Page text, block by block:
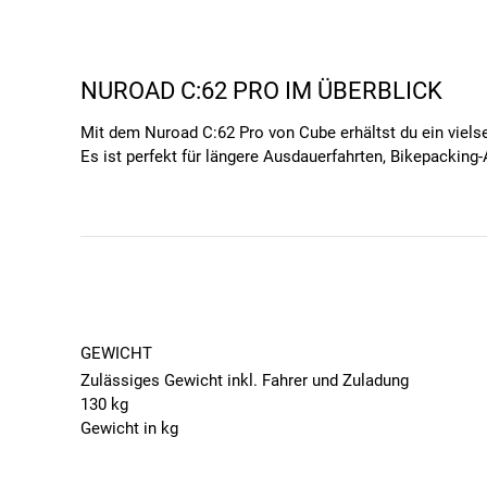
NUROAD C:62 PRO IM ÜBERBLICK
Mit dem Nuroad C:62 Pro von Cube erhältst du ein
Es ist perfekt für längere Ausdauerfahrten,
bei gleichzeitig hoher Stabilität. Ausgestattet mit 28-
DIE HIGHLIGHTS DES NUROAD C:62
Diese Komponenten machen das Nuroad C:62 Pro zu
ideal für wechselnde Geländeprofile.
Schaltwerk:Das Shimano GRX RD-RX820
Offroad-Einsätzen.
Bremsen:
Der Carbonrahmen mit C:62
GEWICHT
Zulässiges Gewicht inkl. Fahrer und Zuladung
130 kg
Gewicht in kg